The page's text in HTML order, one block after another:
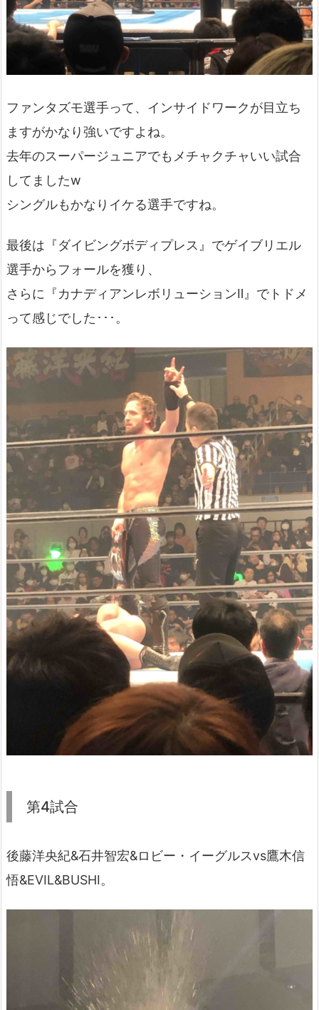
ファンタズモ選手って、インサイドワークが目立ち
ますがかなり強いですよね。
去年のスーパージュニアでもメチャクチャいい試合
してましたw
シングルもかなりイケる選手ですね。
最後は『ダイビングボディプレス』でゲイブリエル
選手からフォールを獲り、
さらに『カナディアンレボリューションⅡ』でトドメ
って感じでした･･･。
第4試合
後藤洋央紀&石井智宏&ロビー・イーグルスvs鷹木信
悟&EVIL&BUSHI。